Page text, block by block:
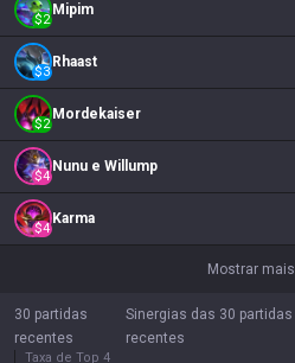
$2
Mipim
$3
Rhaast
$2
Mordekaiser
$4
Nunu e Willump
$4
Karma
Mostrar mais
30 partidas
recentes
Taxa de Top 4
Sinergias das 30 partidas
recentes